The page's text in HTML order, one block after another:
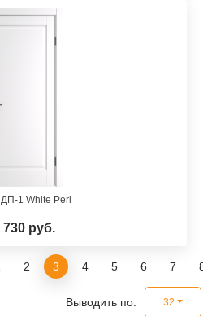
1 White Perl
730 руб.
2 3 4 5 6 7
Выводить по: 32